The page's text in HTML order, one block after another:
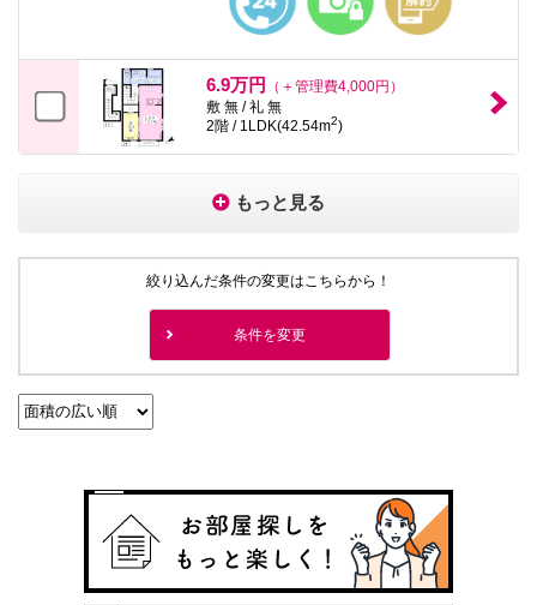
6.9万円
（＋管理費4,000円）
敷 無 / 礼 無
2階 / 1LDK(42.54m2)
もっと見る
絞り込んだ条件の変更はこちらから！
条件を変更